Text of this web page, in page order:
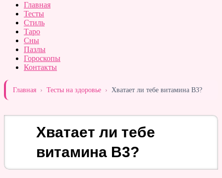
Главная
Тесты
Стиль
Таро
Сны
Пазлы
Гороскопы
Контакты
Главная › Тесты на здоровье › Хватает ли тебе витамина B3?
Хватает ли тебе
витамина B3?